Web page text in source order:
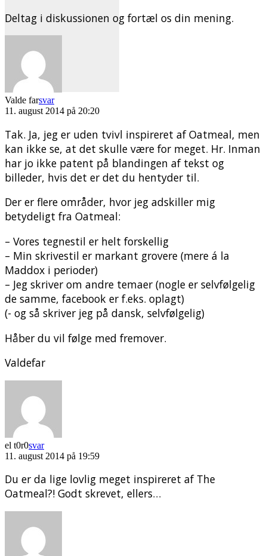
Deltag i diskussionen og fortæl os din mening.
Valde farsvar
11. august 2014 på 20:20
Tak. Ja, jeg er uden tvivl inspireret af Oatmeal, men
kan ikke se, at det skulle være for meget. Hr. Inman
har jo ikke patent på blandingen af tekst og
billeder, hvis det er det du hentyder til.
Der er flere områder, hvor jeg adskiller mig
betydeligt fra Oatmeal:
– Vores tegnestil er helt forskellig
– Min skrivestil er markant grovere (mere á la
Maddox i perioder)
– Jeg skriver om andre temaer (nogle er selvfølgelig
de samme, facebook er f.eks. oplagt)
(- og så skriver jeg på dansk, selvfølgelig)
Håber du vil følge med fremover.
Valdefar
el t0r0svar
11. august 2014 på 19:59
Du er da lige lovlig meget inspireret af The
Oatmeal?! Godt skrevet, ellers…